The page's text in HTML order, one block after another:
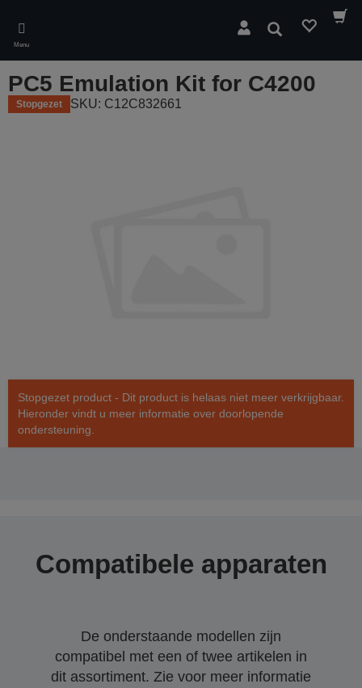
main
content
Menu
Zoeken
PC5 Emulation Kit for C4200
Stopgezet SKU: C12C832661
Stopgezet product - Dit product is helaas niet meer verkrijgbaar.
Hieronder vindt u meer informatie over doorlopende
ondersteuning.
Compatibele apparaten
De onderstaande modellen zijn
compatibel met een of twee artikelen in
dit assortiment. Zie voor meer informatie